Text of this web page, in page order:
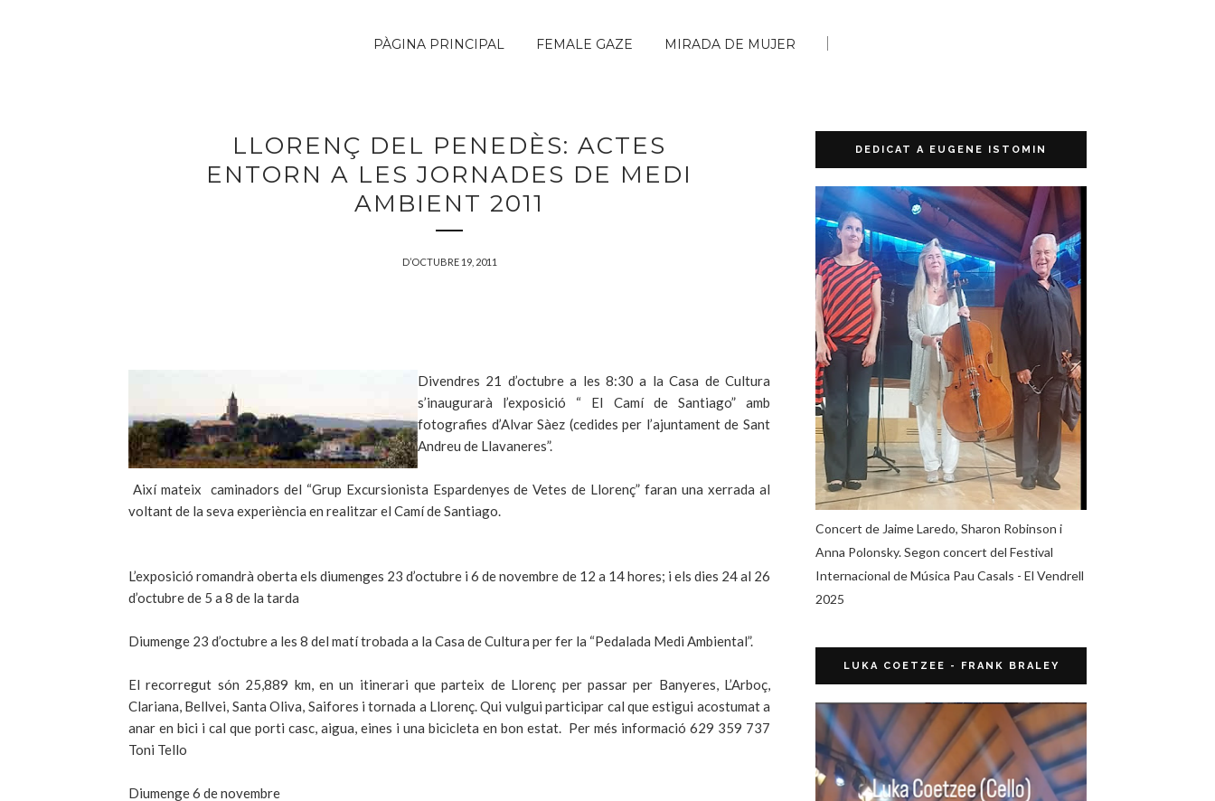
PÀGINA PRINCIPAL FEMALE GAZE MIRADA DE MUJER
LLORENÇ DEL PENEDÈS: ACTES
ENTORN A LES JORNADES DE MEDI
AMBIENT 2011
D’OCTUBRE 19, 2011
Divendres 21 d’octubre a les 8:30 a la Casa de Cultura
s’inaugurarà l’exposició “ El Camí de Santiago” amb
fotografies d’Alvar Sàez (cedides per l’ajuntament de Sant
Andreu de Llavaneres”.
Així mateix caminadors del “Grup Excursionista Espardenyes de Vetes de Llorenç” faran una xerrada al
voltant de la seva experiència en realitzar el Camí de Santiago.
L’exposició romandrà oberta els diumenges 23 d’octubre i 6 de novembre de 12 a 14 hores; i els dies 24 al 26
d’octubre de 5 a 8 de la tarda
Diumenge 23 d’octubre a les 8 del matí trobada a la Casa de Cultura per fer la “Pedalada Medi Ambiental”.
El recorregut són 25,889 km, en un itinerari que parteix de Llorenç per passar per Banyeres, L’Arboç,
Clariana, Bellvei, Santa Oliva, Saifores i tornada a Llorenç. Qui vulgui participar cal que estigui acostumat a
anar en bici i cal que porti casc, aigua, eines i una bicicleta en bon estat. Per més informació 629 359 737
Toni Tello
Diumenge 6 de novembre
DEDICAT A EUGENE ISTOMIN
Concert de Jaime Laredo, Sharon Robinson i
Anna Polonsky. Segon concert del Festival
Internacional de Música Pau Casals - El Vendrell
2025
LUKA COETZEE - FRANK BRALEY